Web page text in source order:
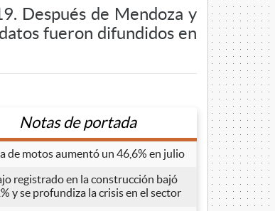
Después de Mendoza y
fueron difundidos en
Notas de portada
de motos aumentó un 46,6% en julio
registrado en la construcción bajó
y se profundiza la crisis en el sector